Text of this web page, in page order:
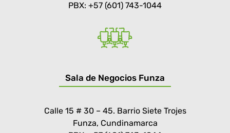
PBX: +57 (601) 743-1044
Sala de Negocios Funza
Calle 15 # 30 – 45. Barrio Siete Trojes
Funza, Cundinamarca